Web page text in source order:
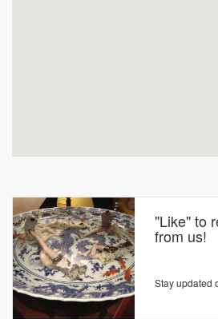
"Like" to
from us!
Stay updated